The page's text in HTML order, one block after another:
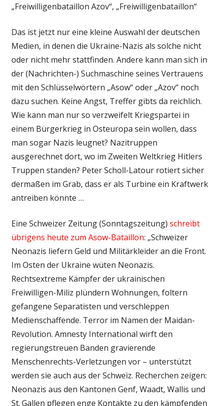
„Freiwilligenbataillon Azov“, „Freiwilligenbataillon“
Das ist jetzt nur eine kleine Auswahl der deutschen
Medien, in denen die Ukraine-Nazis als solche nicht
oder nicht mehr stattfinden. Andere kann man sich in
der (Nachrichten-) Suchmaschine seines Vertrauens
mit den Schlüsselwörtern „Asow“ oder „Azov“ noch
dazu suchen. Keine Angst, Treffer gibts da reichlich.
Wie kann man nur so verzweifelt Kriegspartei in
einem Bürgerkrieg in Osteuropa sein wollen, dass
man sogar Nazis leugnet? Nazitruppen
ausgerechnet dort, wo im Zweiten Weltkrieg Hitlers
Truppen standen? Peter Scholl-Latour rotiert sicher
dermaßen im Grab, dass er als Turbine ein Kraftwerk
antreiben könnte …
Eine Schweizer Zeitung (Sonntagszeitung) schreibt
übrigens heute zum Asow-Bataillon: „Schweizer
Neonazis liefern Geld und Militärkleider an die Front.
Im Osten der Ukraine wüten Neonazis.
Rechtsextreme Kämpfer der ukrainischen
Freiwilligen-Miliz plündern Wohnungen, foltern
gefangene Separatisten und verschleppen
Medienschaffende. Terror im Namen der Maidan-
Revolution. Amnesty International wirft den
regierungstreuen Banden gravierende
Menschenrechts-Verletzungen vor – unterstützt
werden sie auch aus der Schweiz. Recherchen zeigen:
Neonazis aus den Kantonen Genf, Waadt, Wallis und
St. Gallen pflegen enge Kontakte zu den kämpfenden